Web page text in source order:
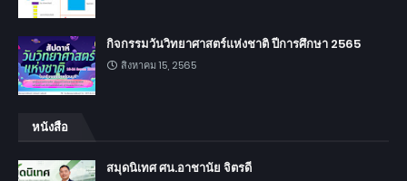
กิจกรรมวันวิทยาศาสตร์แห่งชาติ ปีการศึกษา 2565
สิงหาคม 15, 2565
หนังสือ
สมุดนิเทศ ศน.อาชานัย จิตรดี